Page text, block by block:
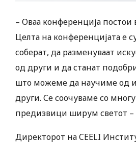
– Оваа конференција постои
Целта на конференцијата е
соберат, да разменуваат
од други и да станат
што можеме да научиме од
други. Се соочуваме со
предизвици ширум светот –
Директорот на CEELI